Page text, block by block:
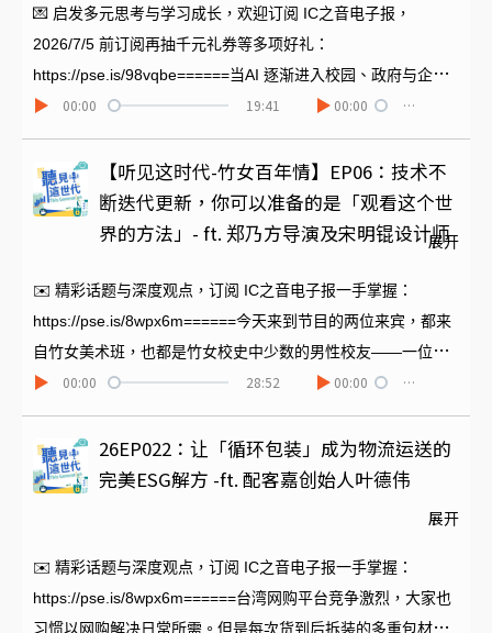
线，为大家谈谈这个计划的始末，以及心向太空充满梦想的专
家们，带给他们的启发。======节目制作｜陈冬菱
💌 启发多元思考与学习成长，欢迎订阅 IC之音电子报，
2026/7/5 前订阅再抽千元礼券等多项好礼：
https://pse.is/98vqbe======当AI 逐渐进入校园、政府与企
业，我们该如何培养下一个时代所需要的能力？地方政府又该
如何透过教育布局未来？本集《听见这时代》邀请到前新竹县
教育局长、现任清华大学兼任助理教授杨郡慈，与我们一起探
讨 AI 教育、人才培育以及未来城市治理的重要课题。她也带来
第一线教育专业人士在导入 AI 评估的各种未来可能性。
00:00 19:41 00:00 …
【听见这时代-竹女百年情】EP06：技术不
断迭代更新，你可以准备的是「观看这个世
界的方法」- ft. 郑乃方导演及宋明锟设计师
展开
✉️ 精彩话题与深度观点，订阅 IC之音电子报一手掌握：
https://pse.is/8wpx6m======今天来到节目的两位来宾，都来
自竹女美术班，也都是竹女校史中少数的男性校友——一位用
电影记录时代，一位用设计转译科技。 导演郑乃方，透过影像
回望历史与青春；设计师宋明锟，则在AI与高科技产业快速变
动的时代里，让艰深科技被更多人理解。 他们的创作，看似不
同，却都在回答同一个问题：在快速变动的时代，人如何留下
节目制作｜陈冬菱
00:00 28:52 00:00 …
26EP022：让「循环包装」成为物流运送的
完美ESG解方 -ft. 配客嘉创始人叶德伟
展开
✉️ 精彩话题与深度观点，订阅 IC之音电子报一手掌握：
https://pse.is/8wpx6m======台湾网购平台竞争激烈，大家也
习惯以网购解决日常所需。但是每次货到后拆装的多重包材，